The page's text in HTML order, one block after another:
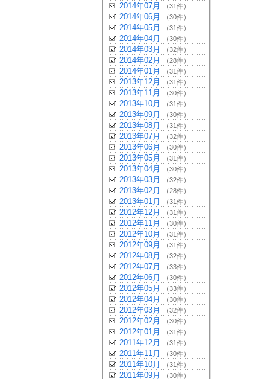
2014年07月 （31件）
2014年06月 （30件）
2014年05月 （31件）
2014年04月 （30件）
2014年03月 （32件）
2014年02月 （28件）
2014年01月 （31件）
2013年12月 （31件）
2013年11月 （30件）
2013年10月 （31件）
2013年09月 （30件）
2013年08月 （31件）
2013年07月 （32件）
2013年06月 （30件）
2013年05月 （31件）
2013年04月 （30件）
2013年03月 （32件）
2013年02月 （28件）
2013年01月 （31件）
2012年12月 （31件）
2012年11月 （30件）
2012年10月 （31件）
2012年09月 （31件）
2012年08月 （32件）
2012年07月 （33件）
2012年06月 （30件）
2012年05月 （33件）
2012年04月 （30件）
2012年03月 （32件）
2012年02月 （30件）
2012年01月 （31件）
2011年12月 （31件）
2011年11月 （30件）
2011年10月 （31件）
2011年09月 （30件）